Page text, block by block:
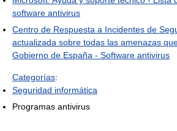
software antivirus
Centro de Respuesta a Incidentes de
actualizada sobre todas las amenazas
Gobierno de España - Software antivirus
Categorías:
Seguridad informática
Programas antivirus